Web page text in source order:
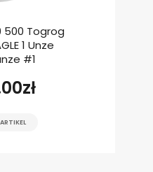
500 Togrog
1 Unze
#1
zł